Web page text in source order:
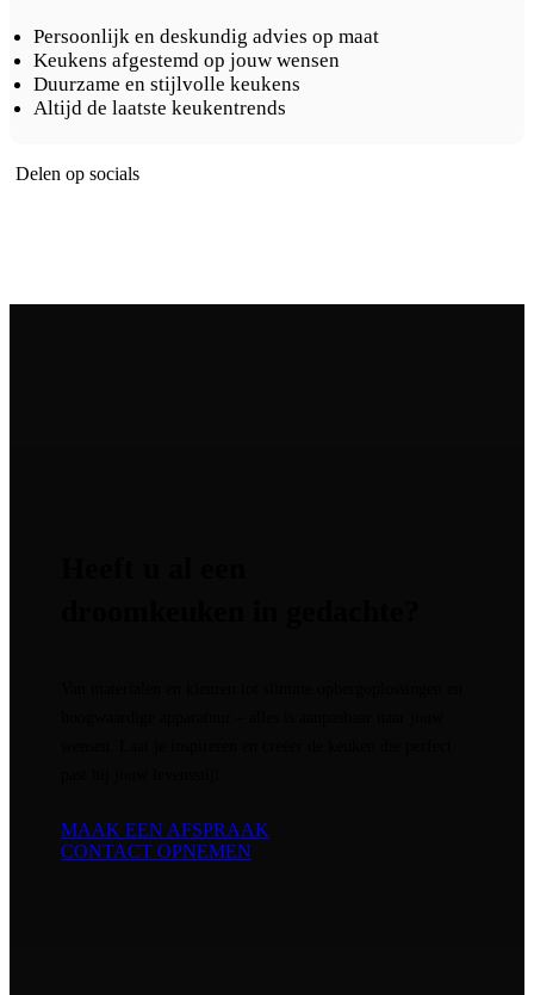
Persoonlijk en deskundig advies op maat
Keukens afgestemd op jouw wensen
Duurzame en stijlvolle keukens
Altijd de laatste keukentrends
Delen op socials
MAAK EEN AFSPRAAK
CONTACT OPNEMEN